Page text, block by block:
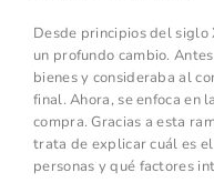
Desde principios del siglo
un profundo cambio.
bienes y consideraba al
final. Ahora, se enfoca en
compra. Gracias a esta
trata de explicar cuál es
personas y qué factores